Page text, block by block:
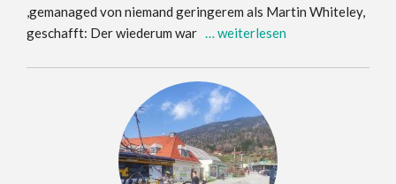
,gemanaged von niemand geringerem als Martin Whiteley,
geschafft: Der wiederum war … weiterlesen